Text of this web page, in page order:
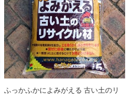
ふっかふかによみがえる 古い土のリ